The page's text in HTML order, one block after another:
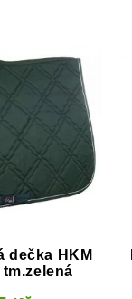
dečka HKM